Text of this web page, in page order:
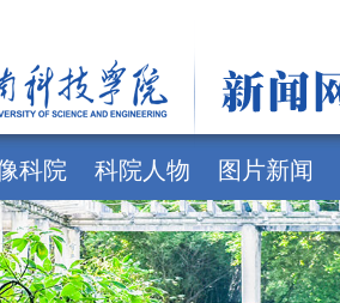
科院 科院人物 图片新闻